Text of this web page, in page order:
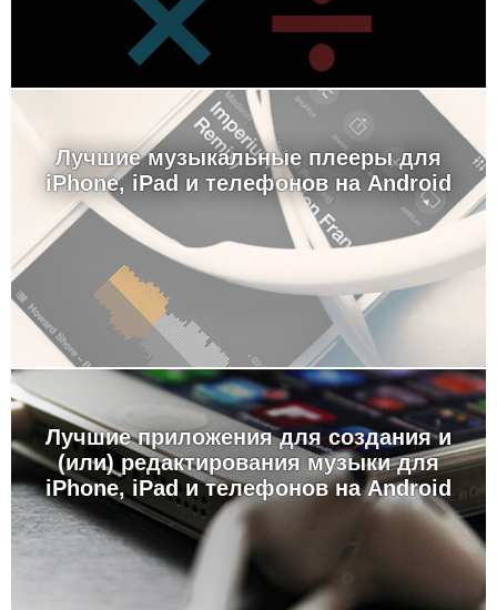
Лучшие музыкальные плееры для
iPhone, iPad и телефонов на Android
Лучшие приложения для создания и
(или) редактирования музыки для
iPhone, iPad и телефонов на Android